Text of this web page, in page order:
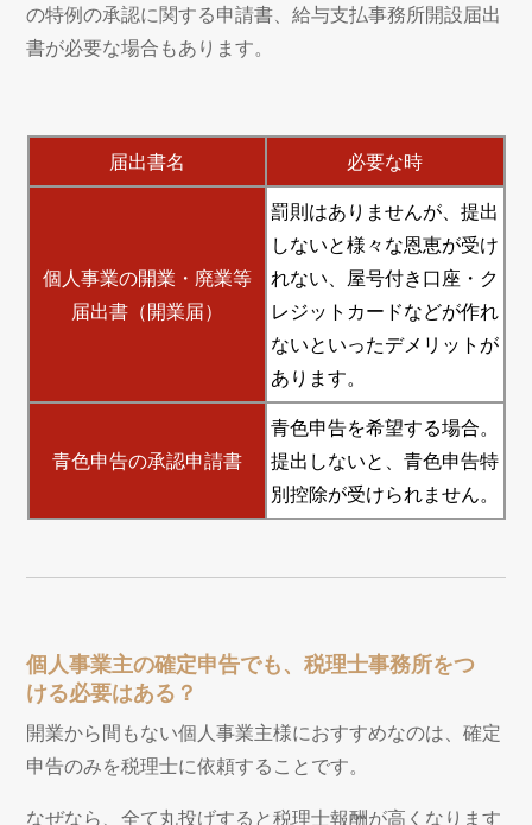
の特例の承認に関する申請書、給与支払事務所開設届出
書が必要な場合もあります。
届出書名 必要な時
個人事業の開業・廃業等
届出書（開業届）
罰則はありませんが、提出
しないと様々な恩恵が受け
れない、屋号付き口座・ク
レジットカードなどが作れ
ないといったデメリットが
あります。
青色申告の承認申請書
青色申告を希望する場合。
提出しないと、青色申告特
別控除が受けられません。
個人事業主の確定申告でも、税理士事務所をつ
ける必要はある？
開業から間もない個人事業主様におすすめなのは、確定
申告のみを税理士に依頼することです。
なぜなら、全て丸投げすると税理士報酬が高くなります